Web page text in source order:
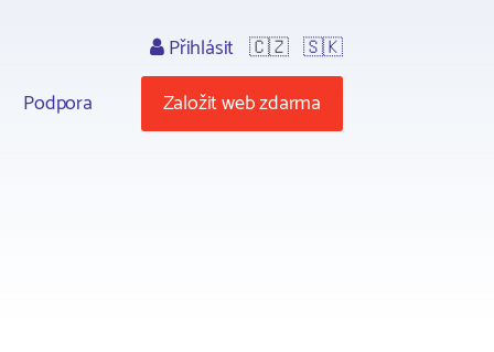
Podpora
Přihlásit 🇨🇿 🇸🇰
Založit web zdarma